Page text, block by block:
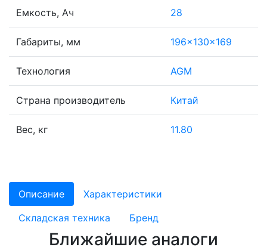
Емкость, Ач 28
Габариты, мм 196x130x169
Технология AGM
Страна производитель Китай
Вес, кг 11.80
Описание
Характеристики
Складская техника
Бренд
Ближайшие аналоги